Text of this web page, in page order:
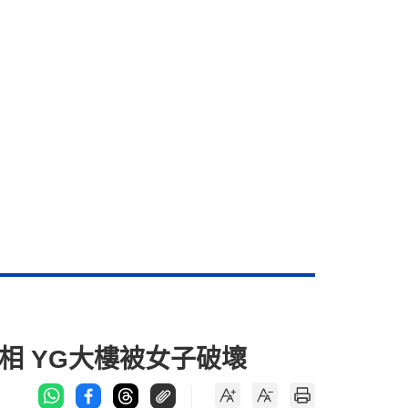
YG大樓被女子破壞